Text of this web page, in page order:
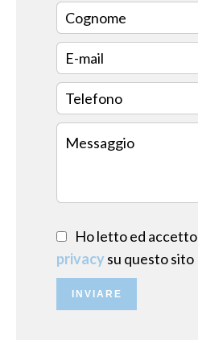
Ho letto ed accetto
privacysu questo sito
INVIARE